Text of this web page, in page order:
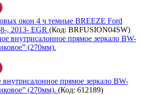
окон 4 ч темные BREEZE Ford
, 2013- EGR (Код: BRFUSION04SW)
прямое зеркало BW-
(270мм). (Код: 612189)